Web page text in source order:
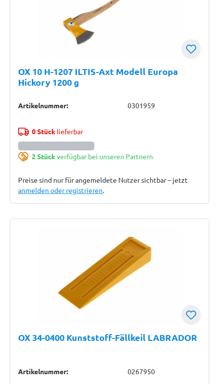
OX 10 H-1207 ILTIS-Axt Modell Europa
Hickory 1200 g
Artikelnummer: 0301959
0 Stücklieferbar
2 Stückverfügbar bei unseren Partnern
Preise sind nur für angemeldete Nutzer sichtbar – jetzt
anmelden oder registrieren.
OX 34-0400 Kunststoff-Fällkeil LABRADOR
Artikelnummer: 0267950